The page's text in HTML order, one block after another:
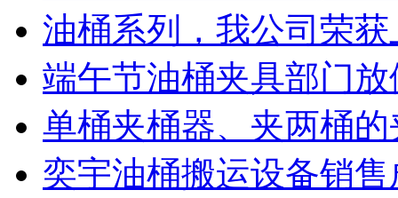
油桶系列，我公司荣
端午节油桶夹具部门
单桶夹桶器、夹两桶
奕宇油桶搬运设备销